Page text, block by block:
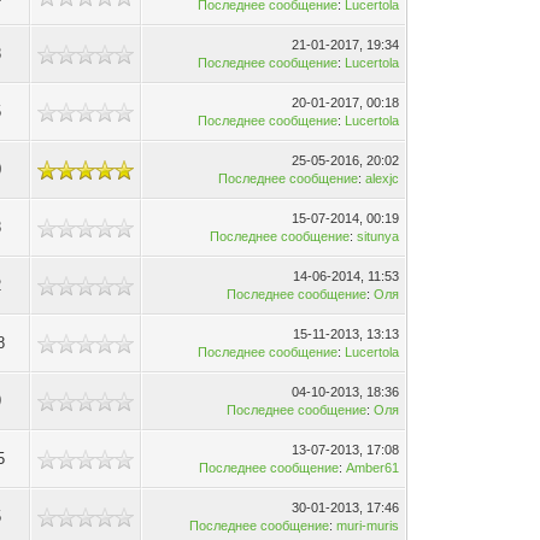
Последнее сообщение: Lucertola
21-01-2017, 19:34
Последнее сообщение: Lucertola
20-01-2017, 00:18
Последнее сообщение: Lucertola
25-05-2016, 20:02
Последнее сообщение:alexjc
15-07-2014, 00:19
Последнее сообщение:situnya
14-06-2014, 11:53
Последнее сообщение:Оля
15-11-2013, 13:13
Последнее сообщение: Lucertola
04-10-2013, 18:36
Последнее сообщение:Оля
13-07-2013, 17:08
Последнее сообщение:Amber61
30-01-2013, 17:46
Последнее сообщение:muri-muris